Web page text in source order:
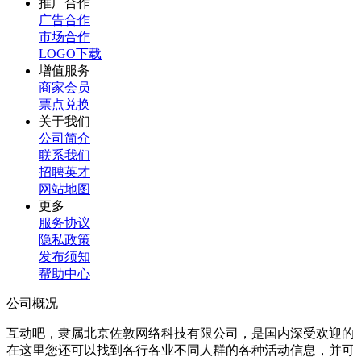
推广合作
广告合作
市场合作
LOGO下载
增值服务
商家会员
票点兑换
关于我们
公司简介
联系我们
招聘英才
网站地图
更多
服务协议
隐私政策
发布须知
帮助中心
公司概况
互动吧，隶属北京佐敦网络科技有限公司，是国内深受欢迎
在这里您还可以找到各行各业不同人群的各种活动信息，并